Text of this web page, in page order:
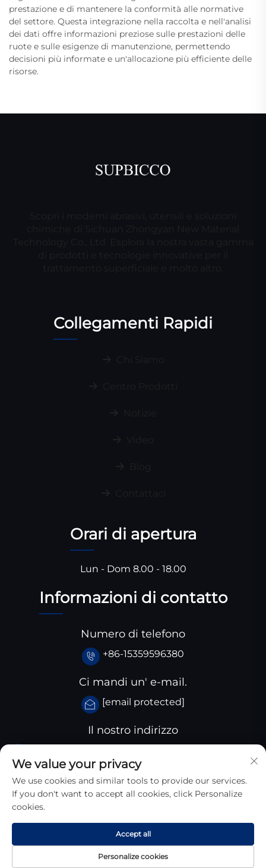
prestazione e di mantenere la conformità alle normative
del settore. Questa integrazione nella raccolta e nell'analisi
dei dati offre informazioni preziose sulle prestazioni delle
ruote e sulle esigenze di manutenzione, permettendo
decisioni più informate e un'allocazione più efficiente delle
risorse.
Collegamenti Rapidi
Orari di apertura
Lun - Dom 8.00 - 18.00
Informazioni di contatto
Numero di telefono
+86-15359596380
Ci mandi un' e-mail.
[email protected]
Il nostro indirizzo
provincia dello Sichuan, Cina
Copyright © 2025 Sichuan Zhongyan New Materials
Technology Co., Ltd. Tutti I Diritti Riservati
We value your privacy
We use cookies and similar tools to provide our services.
If you don't want to accept all cookies, click Personalize
cookies.
Personalize cookies
Accept all